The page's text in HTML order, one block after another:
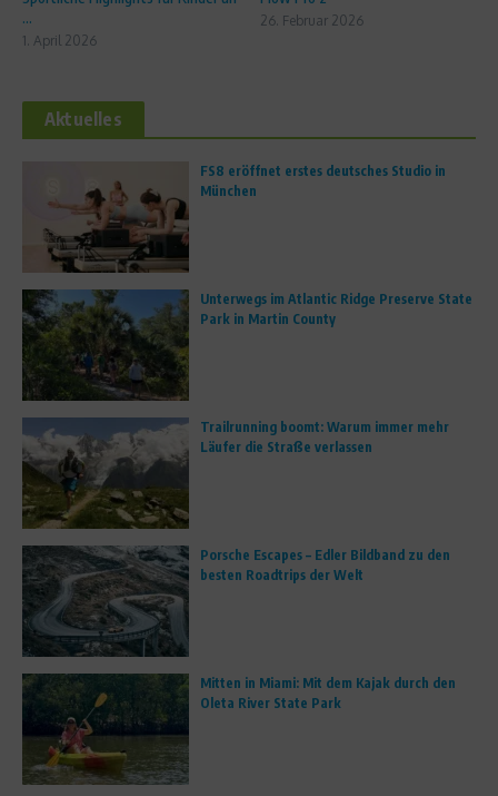
...
1. April 2026
26. Februar 2026
Aktuelles
FS8 eröffnet erstes deutsches Studio in
München
Unterwegs im Atlantic Ridge Preserve State
Park in Martin County
Trailrunning boomt: Warum immer mehr
Läufer die Straße verlassen
Porsche Escapes – Edler Bildband zu den
besten Roadtrips der Welt
Mitten in Miami: Mit dem Kajak durch den
Oleta River State Park